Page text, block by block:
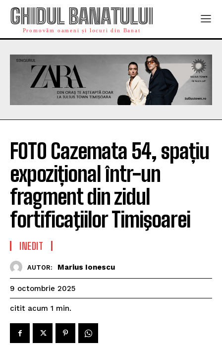
GHIDUL BANATULUI
Promovăm oameni și locuri din Banat
FOTO Cazemata 54, spațiu
expozițional într-un
fragment din zidul
fortificaţiilor Timişoarei
INEDIT
AUTOR: Marius Ionescu
9 octombrie 2025
citit acum 1 min.